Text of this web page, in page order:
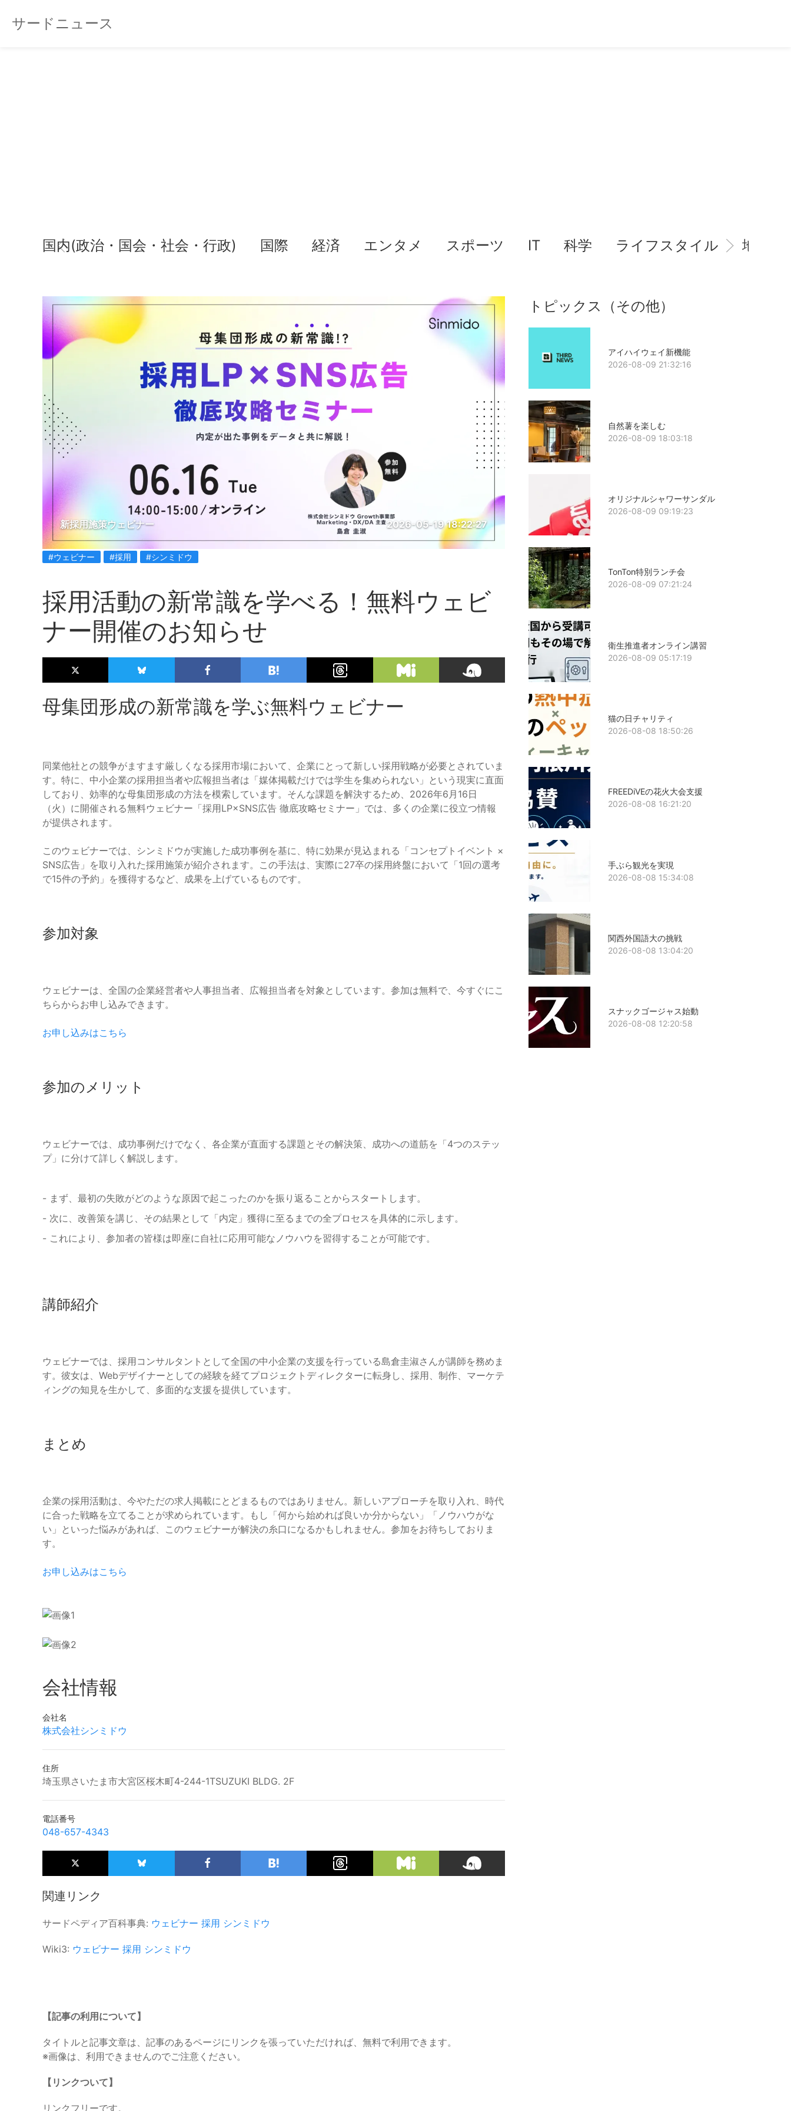
サードニュース
国内(政治・国会・社会・行政) 国際 経済 エンタメ スポーツ IT 科学 ライフスタイル 地域情
新採用施策ウェビナー 2026-05-19 18:22:27
#ウェビナー #採用 #シンミドウ
採用活動の新常識を学べる！無料ウェビ
ナー開催のお知らせ
母集団形成の新常識を学ぶ無料ウェビナー
同業他社との競争がますます厳しくなる採用市場において、企業にとって新しい採用戦略が必要とされていま
す。特に、中小企業の採用担当者や広報担当者は「媒体掲載だけでは学生を集められない」という現実に直面
しており、効率的な母集団形成の方法を模索しています。そんな課題を解決するため、2026年6月16日
（火）に開催される無料ウェビナー「採用LP×SNS広告 徹底攻略セミナー」では、多くの企業に役立つ情報
が提供されます。
このウェビナーでは、シンミドウが実施した成功事例を基に、特に効果が見込まれる「コンセプトイベント ×
SNS広告」を取り入れた採用施策が紹介されます。この手法は、実際に27卒の採用終盤において「1回の選考
で15件の予約」を獲得するなど、成果を上げているものです。
参加対象
ウェビナーは、全国の企業経営者や人事担当者、広報担当者を対象としています。参加は無料で、今すぐにこ
ちらからお申し込みできます。
お申し込みはこちら
参加のメリット
ウェビナーでは、成功事例だけでなく、各企業が直面する課題とその解決策、成功への道筋を「4つのステッ
プ」に分けて詳しく解説します。
- まず、最初の失敗がどのような原因で起こったのかを振り返ることからスタートします。
- 次に、改善策を講じ、その結果として「内定」獲得に至るまでの全プロセスを具体的に示します。
- これにより、参加者の皆様は即座に自社に応用可能なノウハウを習得することが可能です。
講師紹介
ウェビナーでは、採用コンサルタントとして全国の中小企業の支援を行っている島倉圭淑さんが講師を務めま
す。彼女は、Webデザイナーとしての経験を経てプロジェクトディレクターに転身し、採用、制作、マーケテ
ィングの知見を生かして、多面的な支援を提供しています。
まとめ
企業の採用活動は、今やただの求人掲載にとどまるものではありません。新しいアプローチを取り入れ、時代
に合った戦略を立てることが求められています。もし「何から始めれば良いか分からない」「ノウハウがな
い」といった悩みがあれば、このウェビナーが解決の糸口になるかもしれません。参加をお待ちしておりま
す。
お申し込みはこちら
会社情報
会社名
株式会社シンミドウ
住所
埼玉県さいたま市大宮区桜木町4-244-1TSUZUKI BLDG. 2F
電話番号
048-657-4343
関連リンク
サードペディア百科事典: ウェビナー 採用 シンミドウ
Wiki3: ウェビナー 採用 シンミドウ
トピックス（その他）
アイハイウェイ新機能
2026-08-09 21:32:16
自然薯を楽しむ
2026-08-09 18:03:18
オリジナルシャワーサンダル
2026-08-09 09:19:23
TonTon特別ランチ会
2026-08-09 07:21:24
衛生推進者オンライン講習
2026-08-09 05:17:19
猫の日チャリティ
2026-08-08 18:50:26
FREEDiVEの花火大会支援
2026-08-08 16:21:20
手ぶら観光を実現
2026-08-08 15:34:08
関西外国語大の挑戦
2026-08-08 13:04:20
スナックゴージャス始動
2026-08-08 12:20:58
【記事の利用について】
タイトルと記事文章は、記事のあるページにリンクを張っていただければ、無料で利用できます。
※画像は、利用できませんのでご注意ください。
【リンクついて】
リンクフリーです。